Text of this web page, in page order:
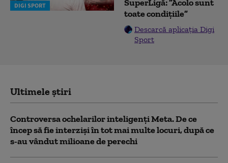
DIGI SPORT
SuperLigă: ”Acolo sunt
toate condițiile”
Descarcă aplicația Digi
Sport
Ultimele știri
Controversa ochelarilor inteligenți Meta. De ce
încep să fie interziși în tot mai multe locuri, după ce
s-au vândut milioane de perechi